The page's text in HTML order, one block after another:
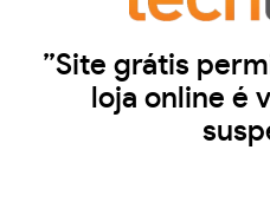
”Site grátis
loja online é